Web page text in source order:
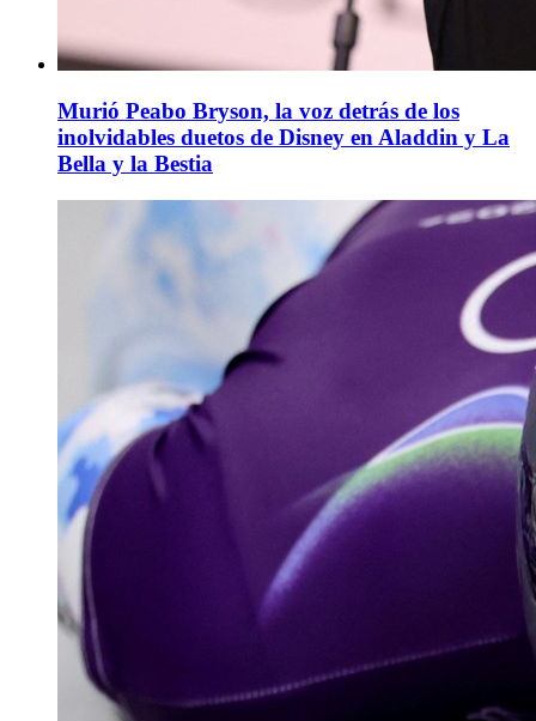
Murió Peabo Bryson, la voz detrás de los
inolvidables duetos de Disney en Aladdin y La
Bella y la Bestia